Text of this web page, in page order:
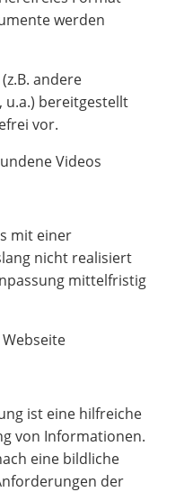
werden
andere
u.a.) bereitgestellt
vor.
Videos
mit einer
nicht realisiert
mittelfristig
ist eine hilfreiche
von Informationen.
eine bildliche
der